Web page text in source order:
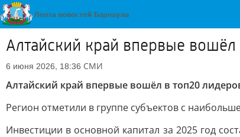
Алтайский край впервые
6 июня 2026, 18:36 СМИ
Алтайский край впервые вошёл в топ20
Регион отметили в группе субъектов с
Инвестиции в основной капитал за 2025 год